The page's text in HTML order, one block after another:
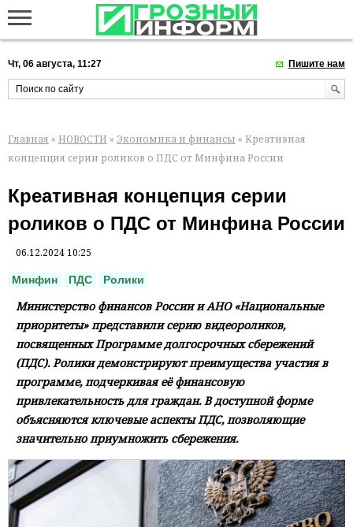
Чт, 06 августа, 11:27 Пишите нам
Главная » НОВОСТИ » Экономика и финансы » Креативная
концепция серии роликов о ПДС от Минфина России
Креативная концепция серии
роликов о ПДС от Минфина России
06.12.2024 10:25
Минфин ПДС Ролики
Министерство финансов России и АНО «Национальные
приоритеты» представили серию видеороликов,
посвященных Программе долгосрочных сбережений
(ПДС). Ролики демонстрируют преимущества участия в
программе, подчеркивая её финансовую
привлекательность для граждан. В доступной форме
объясняются ключевые аспекты ПДС, позволяющие
значительно приумножить сбережения.